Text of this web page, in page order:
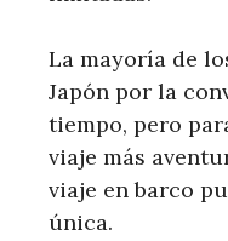
La mayoría de
Japón por la
tiempo, pero
viaje más
viaje en barco
única.